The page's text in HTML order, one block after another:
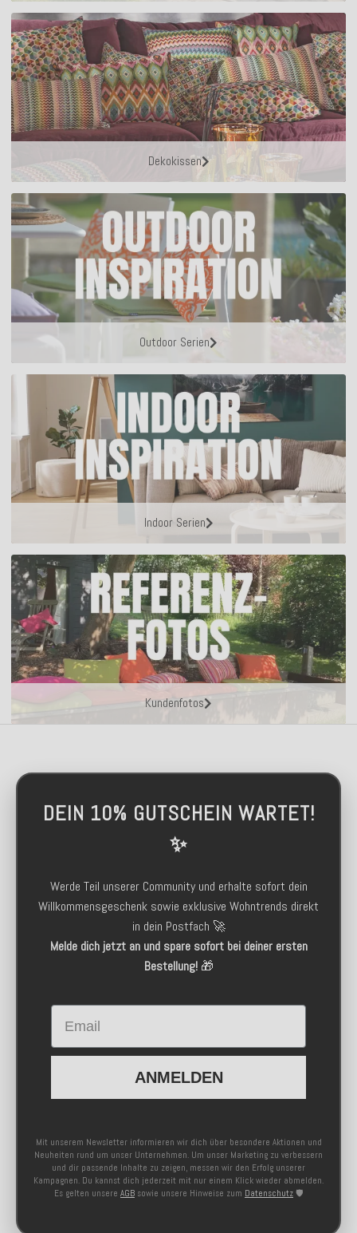
Dekokissen
Outdoor Serien
Indoor Serien
Kundenfotos
DEIN 10% GUTSCHEIN WARTET!
✨
Werde Teil unserer Community und erhalte sofort dein
Willkommensgeschenk sowie exklusive Wohntrends direkt
in dein Postfach 🚀
Melde dich jetzt an und spare sofort bei deiner ersten
Bestellung!🎁
Email
ANMELDEN
Mit unserem Newsletter informieren wir dich über besondere Aktionen und
Neuheiten rund um unser Unternehmen. Um unser Marketing zu verbessern
und dir passende Inhalte zu zeigen, messen wir den Erfolg unserer
Kampagnen. Du kannst dich jederzeit mit nur einem Klick wieder abmelden.
Es gelten unsere AGB sowie unsere Hinweise zum Datenschutz 🛡️